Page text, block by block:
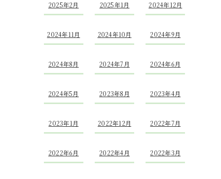
2025年2月 2025年1月 2024年12月
2024年11月 2024年10月 2024年9月
2024年8月 2024年7月 2024年6月
2024年5月 2023年8月 2023年4月
2023年1月 2022年12月 2022年7月
2022年6月 2022年4月 2022年3月